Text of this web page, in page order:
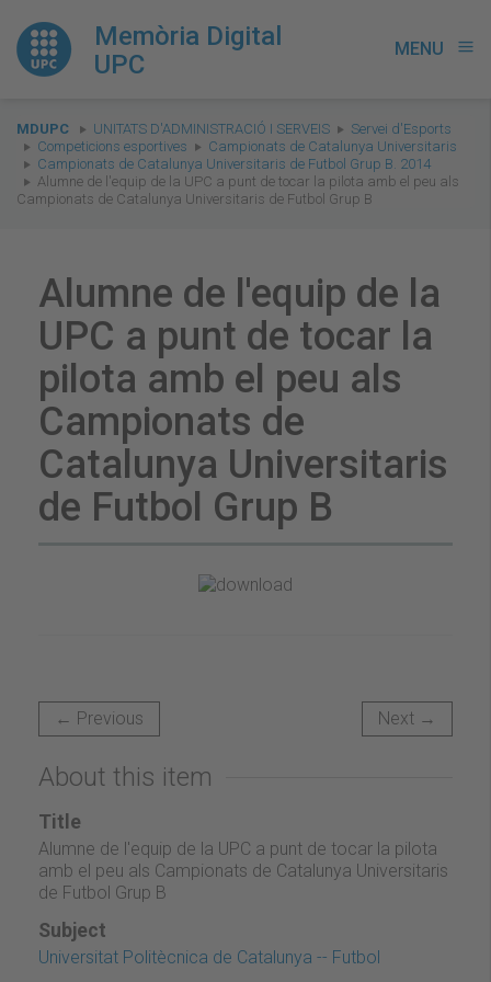
Memòria Digital
UPC
MENU menu
You
are
here:
MDUPC UNITATS D'ADMINISTRACIÓ I SERVEIS
Servei d'Esports
Competicions esportives
Campionats de Catalunya Universitaris
Campionats de Catalunya Universitaris de Futbol Grup B. 2014
Alumne de l'equip de la UPC a punt de tocar la pilota amb el peu als
Campionats de Catalunya Universitaris de Futbol Grup B
Alumne de l'equip de la
UPC a punt de tocar la
pilota amb el peu als
Campionats de
Catalunya Universitaris
de Futbol Grup B
← Previous Next →
About this item
Title
Alumne de l'equip de la UPC a punt de tocar la pilota
amb el peu als Campionats de Catalunya Universitaris
de Futbol Grup B
Subject
Universitat Politècnica de Catalunya -- Futbol